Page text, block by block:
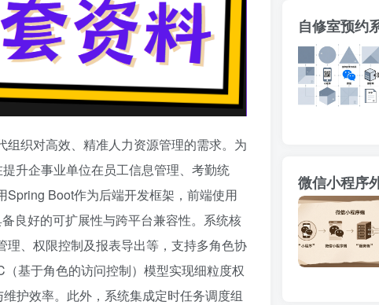
组织对高效、精准人力资源管理的需求。为
升企事业单位在员工信息管理、考勤统
Boot作为后端开发框架，前端使用
良好的可扩展性与跨平台兼容性。系统核
、权限控制及报表导出等，支持多角色协
基于角色的访问控制）模型实现细粒度权
护效率。此外，系统集成定时任务调度组
自修室预约